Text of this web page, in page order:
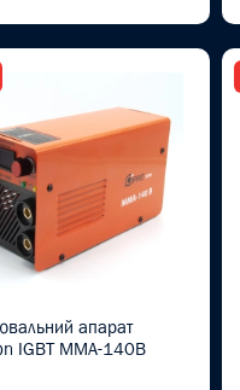
апарат
IGBT MMA-140B